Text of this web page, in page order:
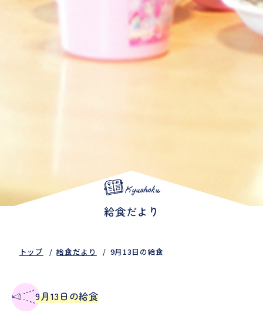
Kyushoku
給食だより
トップ 給食だより 9月13日の給食
9月13日の給食